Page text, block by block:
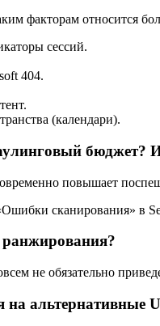
факторам относится
сессий.
404.
(календари).
бюджет?
повышает
сканирования» в
ранжирования?
не обязательно
на альтернативные